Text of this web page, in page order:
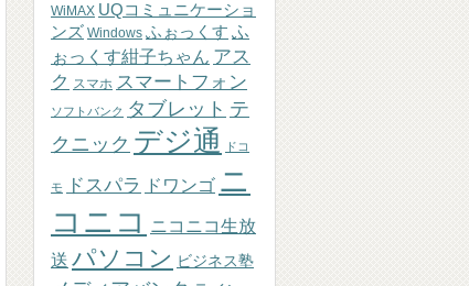
WiMAX UQコミュニケーショ
ンズ Windows ふぉっくす ふ
ぉっくす紺子ちゃん アス
ク スマホ スマートフォン
ソフトバンク タブレット テ
クニック デジ通 ドコ
モ ドスパラ ドワンゴ ニ
コニコ ニコニコ生放
送 パソコン ビジネス塾